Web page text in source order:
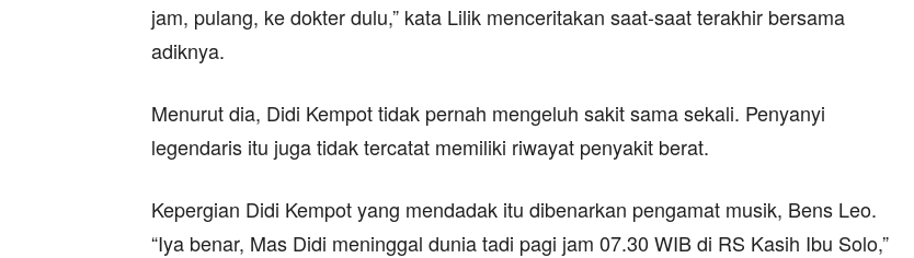
jam, pulang, ke dokter dulu,” kata Lilik menceritakan saat-saat terakhir bersama
adiknya.
Menurut dia, Didi Kempot tidak pernah mengeluh sakit sama sekali. Penyanyi
legendaris itu juga tidak tercatat memiliki riwayat penyakit berat.
Kepergian Didi Kempot yang mendadak itu dibenarkan pengamat musik, Bens Leo.
“Iya benar, Mas Didi meninggal dunia tadi pagi jam 07.30 WIB di RS Kasih Ibu Solo,”